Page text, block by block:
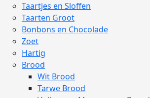
Taartjes en Sloffen
Taarten Groot
Bonbons en Chocolade
Zoet
Hartig
Brood
Wit Brood
Tarwe Brood